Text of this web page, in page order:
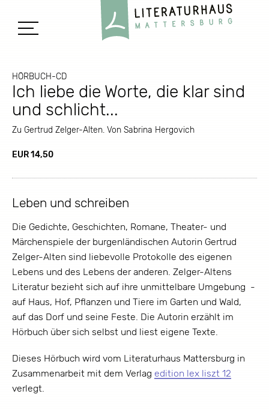
HÖRBUCH-CD
Ich liebe die Worte, die klar sind
und schlicht...
Zu Gertrud Zelger-Alten. Von Sabrina Hergovich
EUR 14,50
Leben und schreiben
Die Gedichte, Geschichten, Romane, Theater- und
Märchenspiele der burgenländischen Autorin Gertrud
Zelger-Alten sind liebevolle Protokolle des eigenen
Lebens und des Lebens der anderen. Zelger-Altens
Literatur bezieht sich auf ihre unmittelbare Umgebung -
auf Haus, Hof, Pflanzen und Tiere im Garten und Wald,
auf das Dorf und seine Feste. Die Autorin erzählt im
Hörbuch über sich selbst und liest eigene Texte.
Dieses Hörbuch wird vom Literaturhaus Mattersburg in
Zusammenarbeit mit dem Verlag edition lex liszt 12
verlegt.